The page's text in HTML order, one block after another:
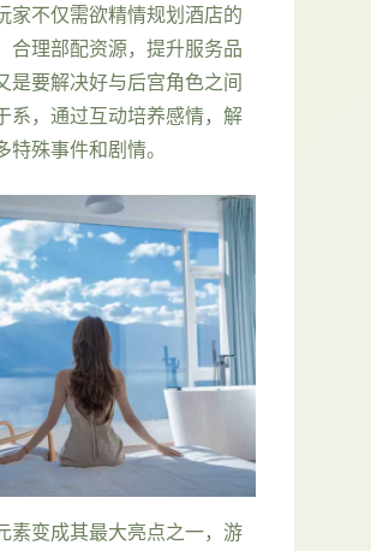
家不仅需欲精情规划酒店的
合理部配资源，提升服务品
是要解决好与后宫角色之间
系，通过互动培养感情，解
特殊事件和剧情。
素变成其最大亮点之一，游